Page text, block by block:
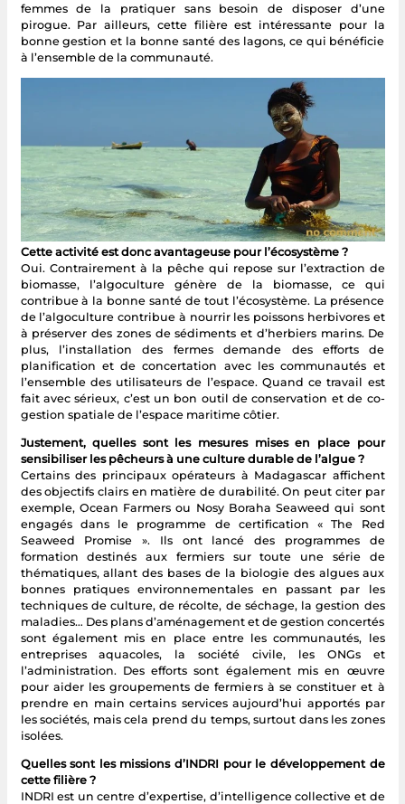
femmes de la pratiquer sans besoin de disposer d’une
pirogue. Par ailleurs, cette filière est intéressante pour la
bonne gestion et la bonne santé des lagons, ce qui bénéficie
à l’ensemble de la communauté.
Cette activité est donc avantageuse pour l’écosystème ?
Oui. Contrairement à la pêche qui repose sur l’extraction de
biomasse, l’algoculture génère de la biomasse, ce qui
contribue à la bonne santé de tout l’écosystème. La présence
de l’algoculture contribue à nourrir les poissons herbivores et
à préserver des zones de sédiments et d’herbiers marins. De
plus, l’installation des fermes demande des efforts de
planification et de concertation avec les communautés et
l’ensemble des utilisateurs de l’espace. Quand ce travail est
fait avec sérieux, c’est un bon outil de conservation et de co-
gestion spatiale de l’espace maritime côtier.
Justement, quelles sont les mesures mises en place pour
sensibiliser les pêcheurs à une culture durable de l’algue ?
Certains des principaux opérateurs à Madagascar affichent
des objectifs clairs en matière de durabilité. On peut citer par
exemple, Ocean Farmers ou Nosy Boraha Seaweed qui sont
engagés dans le programme de certification « The Red
Seaweed Promise ». Ils ont lancé des programmes de
formation destinés aux fermiers sur toute une série de
thématiques, allant des bases de la biologie des algues aux
bonnes pratiques environnementales en passant par les
techniques de culture, de récolte, de séchage, la gestion des
maladies… Des plans d’aménagement et de gestion concertés
sont également mis en place entre les communautés, les
entreprises aquacoles, la société civile, les ONGs et
l’administration. Des efforts sont également mis en œuvre
pour aider les groupements de fermiers à se constituer et à
prendre en main certains services aujourd’hui apportés par
les sociétés, mais cela prend du temps, surtout dans les zones
isolées.
Quelles sont les missions d’INDRI pour le développement de
cette filière ?
INDRI est un centre d’expertise, d’intelligence collective et de